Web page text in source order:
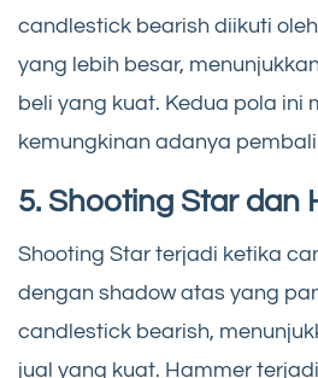
candlestick bearish diikuti
yang lebih besar,
beli yang kuat. Kedua pola ini
kemungkinan adanya
5. Shooting Star dan
Shooting Star terjadi ketika
dengan shadow atas yang
candlestick bearish,
jual yang kuat. Hammer